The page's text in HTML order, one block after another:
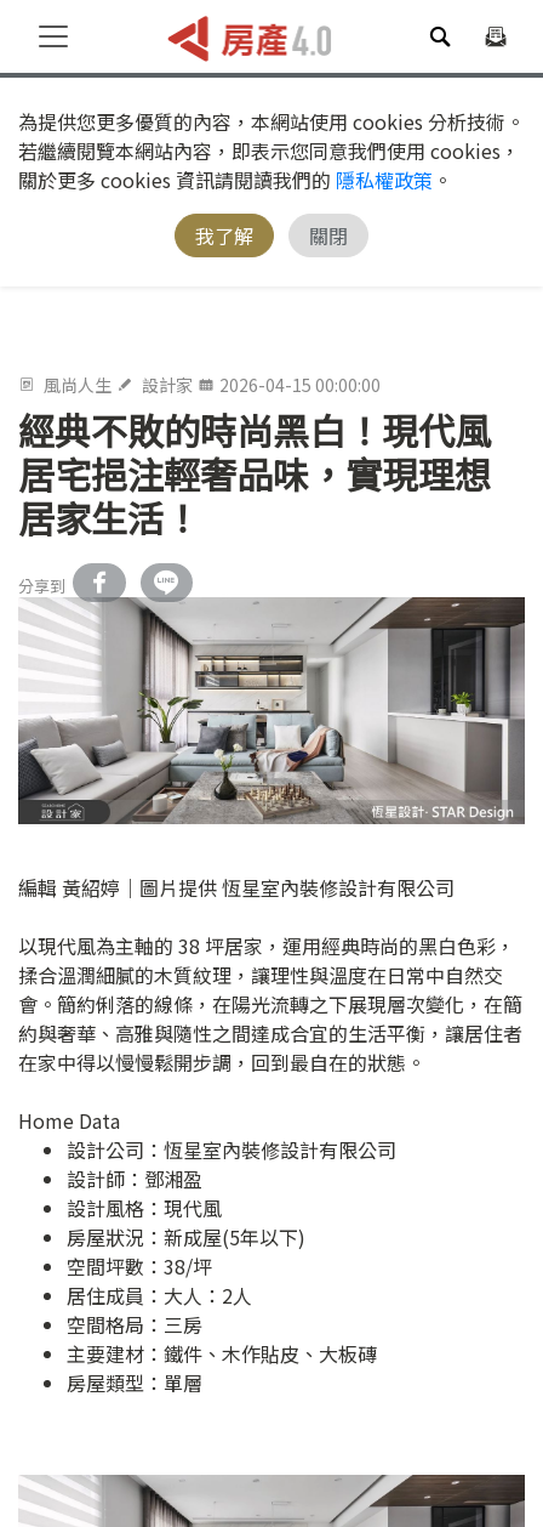
為提供您更多優質的內容，本網站使用 cookies 分析技術。
若繼續閱覽本網站內容，即表示您同意我們使用 cookies，
關於更多 cookies 資訊請閱讀我們的 隱私權政策 。
我了解
關閉
風尚人生 設計家 2026-04-15 00:00:00
經典不敗的時尚黑白！現代風
居宅挹注輕奢品味，實現理想
居家生活！
分享到
編輯 黃紹婷｜圖片提供 恆星室內裝修設計有限公司
以現代風為主軸的 38 坪居家，運用經典時尚的黑白色彩，
揉合溫潤細膩的木質紋理，讓理性與溫度在日常中自然交
會。簡約俐落的線條，在陽光流轉之下展現層次變化，在簡
約與奢華、高雅與隨性之間達成合宜的生活平衡，讓居住者
在家中得以慢慢鬆開步調，回到最自在的狀態。
Home Data
設計公司： 恆星室內裝修設計有限公司
設計師：鄧湘盈
設計風格：現代風
房屋狀況：新成屋(5年以下)
空間坪數：38/坪
居住成員：大人：2人
空間格局：三房
主要建材：鐵件、木作貼皮、大板磚
房屋類型：單層